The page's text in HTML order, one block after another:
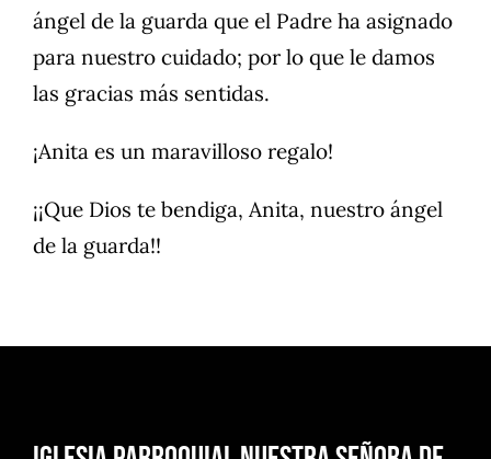
ángel de la guarda que el Padre ha asignado
para nuestro cuidado; por lo que le damos
las gracias más sentidas.
¡Anita es un maravilloso regalo!
¡¡Que Dios te bendiga, Anita, nuestro ángel
de la guarda!!